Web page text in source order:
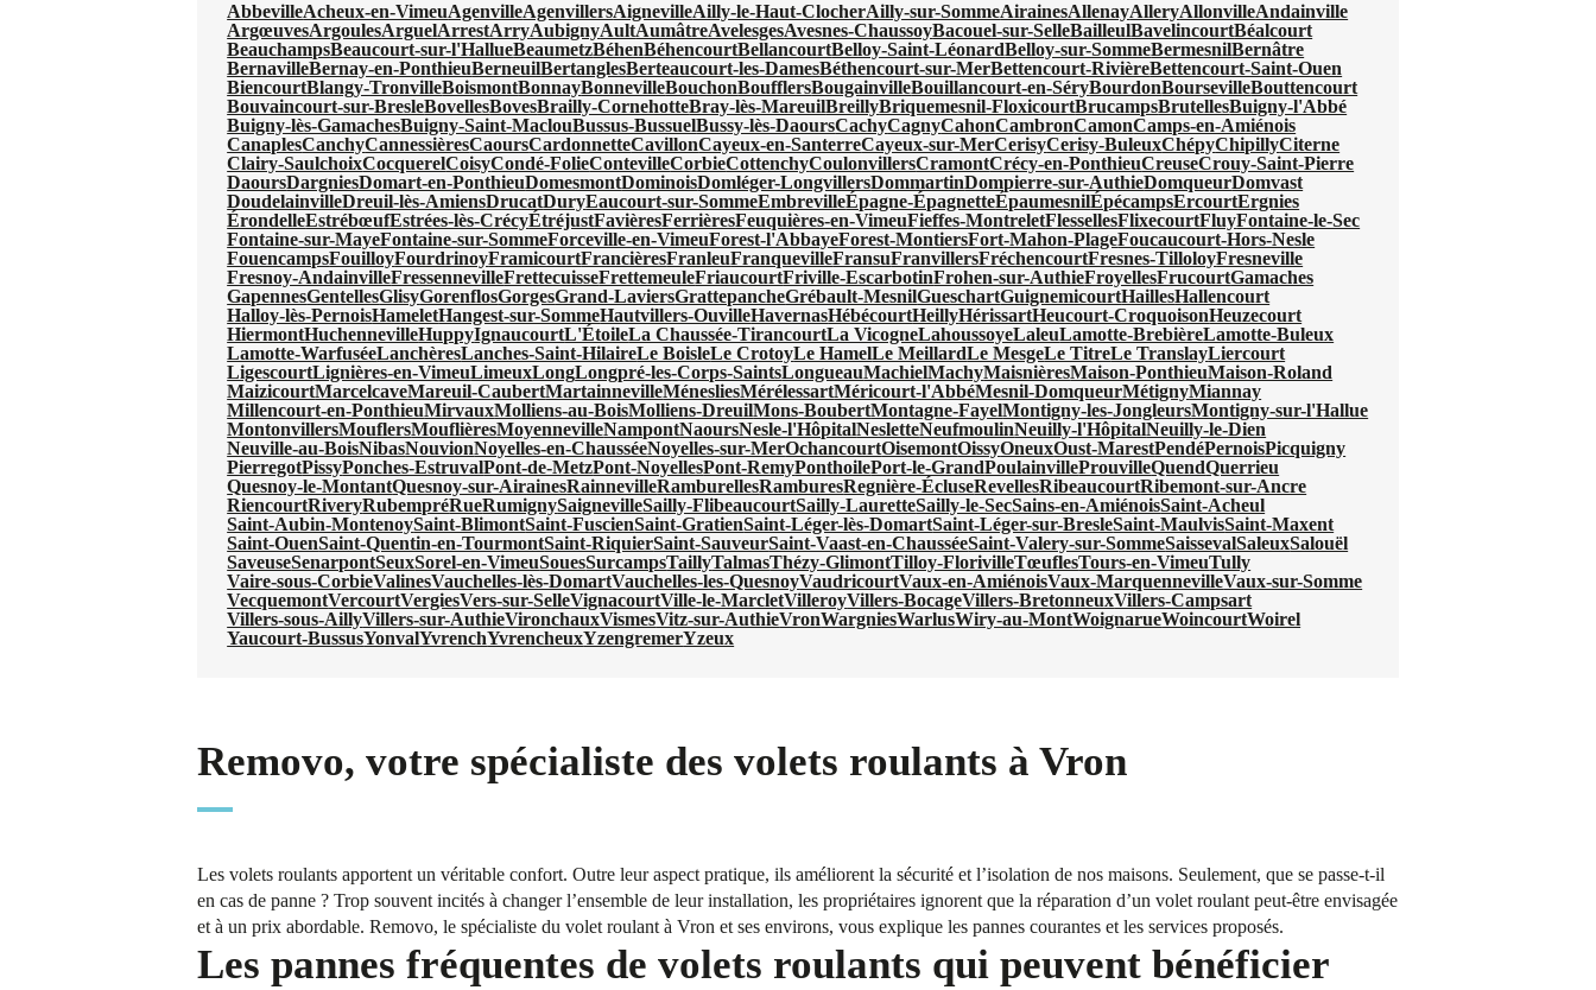
AbbevilleAcheux-en-VimeuAgenvilleAgenvillersAignevilleAilly-le-Haut-ClocherAilly-sur-SommeAirainesAllenayAlleryAllonvilleAndainville
ArgœuvesArgoulesArguelArrestArryAubignyAultAumâtreAvelesgesAvesnes-ChaussoyBacouel-sur-SelleBailleulBavelincourtBéalcourt
BeauchampsBeaucourt-sur-l'HallueBeaumetzBéhenBéhencourtBellancourtBelloy-Saint-LéonardBelloy-sur-SommeBermesnilBernâtre
BernavilleBernay-en-PonthieuBerneuilBertanglesBerteaucourt-les-DamesBéthencourt-sur-MerBettencourt-RivièreBettencourt-Saint-Ouen
BiencourtBlangy-TronvilleBoismontBonnayBonnevilleBouchonBoufflersBougainvilleBouillancourt-en-SéryBourdonBoursevilleBouttencourt
Bouvaincourt-sur-BresleBovellesBovesBrailly-CornehotteBray-lès-MareuilBreillyBriquemesnil-FloxicourtBrucampsBrutellesBuigny-l'Abbé
Buigny-lès-GamachesBuigny-Saint-MaclouBussus-BussuelBussy-lès-DaoursCachyCagnyCahonCambronCamonCamps-en-Amiénois
CanaplesCanchyCannessièresCaoursCardonnetteCavillonCayeux-en-SanterreCayeux-sur-MerCerisyCerisy-BuleuxChépyChipillyCiterne
Clairy-SaulchoixCocquerelCoisyCondé-FolieContevilleCorbieCottenchyCoulonvillersCramontCrécy-en-PonthieuCreuseCrouy-Saint-Pierre
DaoursDargniesDomart-en-PonthieuDomesmontDominoisDomléger-LongvillersDommartinDompierre-sur-AuthieDomqueurDomvast
DoudelainvilleDreuil-lès-AmiensDrucatDuryEaucourt-sur-SommeEmbrevilleÉpagne-ÉpagnetteÉpaumesnilÉpécampsErcourtErgnies
ÉrondelleEstrébœufEstrées-lès-CrécyÉtréjustFavièresFerrièresFeuquières-en-VimeuFieffes-MontreletFlessellesFlixecourtFluyFontaine-le-Sec
Fontaine-sur-MayeFontaine-sur-SommeForceville-en-VimeuForest-l'AbbayeForest-MontiersFort-Mahon-PlageFoucaucourt-Hors-Nesle
FouencampsFouilloyFourdrinoyFramicourtFrancièresFranleuFranquevilleFransuFranvillersFréchencourtFresnes-TilloloyFresneville
Fresnoy-AndainvilleFressennevilleFrettecuisseFrettemeuleFriaucourtFriville-EscarbotinFrohen-sur-AuthieFroyellesFrucourtGamaches
GapennesGentellesGlisyGorenflosGorgesGrand-LaviersGrattepancheGrébault-MesnilGueschartGuignemicourtHaillesHallencourt
Halloy-lès-PernoisHameletHangest-sur-SommeHautvillers-OuvilleHavernasHébécourtHeillyHérissartHeucourt-CroquoisonHeuzecourt
HiermontHuchennevilleHuppyIgnaucourtL'ÉtoileLa Chaussée-TirancourtLa VicogneLahoussoyeLaleuLamotte-BrebièreLamotte-Buleux
Lamotte-WarfuséeLanchèresLanches-Saint-HilaireLe BoisleLe CrotoyLe HamelLe MeillardLe MesgeLe TitreLe TranslayLiercourt
LigescourtLignières-en-VimeuLimeuxLongLongpré-les-Corps-SaintsLongueauMachielMachyMaisnièresMaison-PonthieuMaison-Roland
MaizicourtMarcelcaveMareuil-CaubertMartainnevilleMénesliesMérélessartMéricourt-l'AbbéMesnil-DomqueurMétignyMiannay
Millencourt-en-PonthieuMirvauxMolliens-au-BoisMolliens-DreuilMons-BoubertMontagne-FayelMontigny-les-JongleursMontigny-sur-l'Hallue
MontonvillersMouflersMouflièresMoyennevilleNampontNaoursNesle-l'HôpitalNesletteNeufmoulinNeuilly-l'HôpitalNeuilly-le-Dien
Neuville-au-BoisNibasNouvionNoyelles-en-ChausséeNoyelles-sur-MerOchancourtOisemontOissyOneuxOust-MarestPendéPernoisPicquigny
PierregotPissyPonches-EstruvalPont-de-MetzPont-NoyellesPont-RemyPonthoilePort-le-GrandPoulainvilleProuvilleQuendQuerrieu
Quesnoy-le-MontantQuesnoy-sur-AirainesRainnevilleRamburellesRamburesRegnière-ÉcluseRevellesRibeaucourtRibemont-sur-Ancre
RiencourtRiveryRubempréRueRumignySaignevilleSailly-FlibeaucourtSailly-LauretteSailly-le-SecSains-en-AmiénoisSaint-Acheul
Saint-Aubin-MontenoySaint-BlimontSaint-FuscienSaint-GratienSaint-Léger-lès-DomartSaint-Léger-sur-BresleSaint-MaulvisSaint-Maxent
Saint-OuenSaint-Quentin-en-TourmontSaint-RiquierSaint-SauveurSaint-Vaast-en-ChausséeSaint-Valery-sur-SommeSaissevalSaleuxSalouël
SaveuseSenarpontSeuxSorel-en-VimeuSouesSurcampsTaillyTalmasThézy-GlimontTilloy-FlorivilleTœuflesTours-en-VimeuTully
Vaire-sous-CorbieValinesVauchelles-lès-DomartVauchelles-les-QuesnoyVaudricourtVaux-en-AmiénoisVaux-MarquennevilleVaux-sur-Somme
VecquemontVercourtVergiesVers-sur-SelleVignacourtVille-le-MarcletVilleroyVillers-BocageVillers-BretonneuxVillers-Campsart
Villers-sous-AillyVillers-sur-AuthieVironchauxVismesVitz-sur-AuthieVronWargniesWarlusWiry-au-MontWoignarueWoincourtWoirel
Yaucourt-BussusYonvalYvrenchYvrencheuxYzengremerYzeux
Removo, votre spécialiste des volets roulants à Vron
Les volets roulants apportent un véritable confort. Outre leur aspect pratique, ils améliorent la sécurité et l’isolation de nos maisons. Seulement, que se passe-t-il
en cas de panne ? Trop souvent incités à changer l’ensemble de leur installation, les propriétaires ignorent que la réparation d’un volet roulant peut-être envisagée
et à un prix abordable. Removo, le spécialiste du volet roulant à Vron et ses environs, vous explique les pannes courantes et les services proposés.
Les pannes fréquentes de volets roulants qui peuvent bénéficier